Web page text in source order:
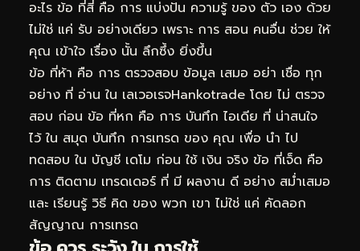
อะไร ข้อ ที่สี่ คือ การ แบ่งปัน ความรู้ ของ ตัว เอง ด้วย
ไม่ใช่ แค่ รับ อย่างเดียว เพราะ การ สอน คนอื่น ช่วย ให้
คุณ เข้าใจ เรื่อง นั้น ลึกซึ้ง ยิ่งขึ้น
ข้อ ที่ห้า คือ การ ตรวจสอบ ข้อมูล เสมอ อย่า เชื่อ ทุก
อย่าง ที่ อ่าน ใน เลเวอเรจHankotrade โดย ไม่ ตรวจ
สอบ ก่อน ข้อ ที่หก คือ การ บันทึก ไอเดีย ที่ น่าสนใจ
ไว้ ใน สมุด บันทึก การเทรด ของ คุณ เพื่อ นำ ไป
ทดสอบ ใน บัญชี เดโม ก่อน ใช้ เงิน จริง ข้อ ที่เจ็ด คือ
การ ติดตาม เทรดเดอร์ ที่ มี ผลงาน ดี อย่าง สม่ำเสมอ
และ เรียนรู้ วิธี คิด ของ พวก เขา ไม่ใช่ แค่ คัดลอก
สัญญาณ การเทรด